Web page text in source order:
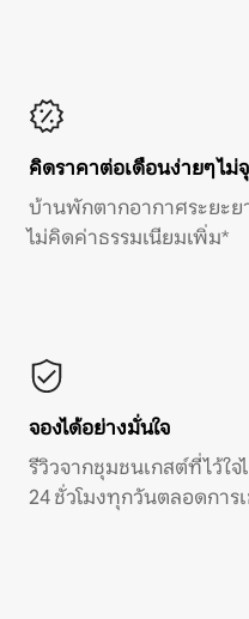
คิดราคาต่อเดือนง่ายๆ ไม่
บ้านพักตากอากาศระยะย
ไม่คิดค่าธรรมเนียมเพิ่ม*
จองได้อย่างมั่นใจ
รีวิวจากชุมชนเกสต์ที่ไว้ใ
24 ชั่วโมงทุกวันตลอดการ